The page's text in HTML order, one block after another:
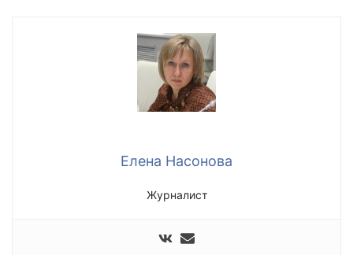
Елена Насонова
Журналист